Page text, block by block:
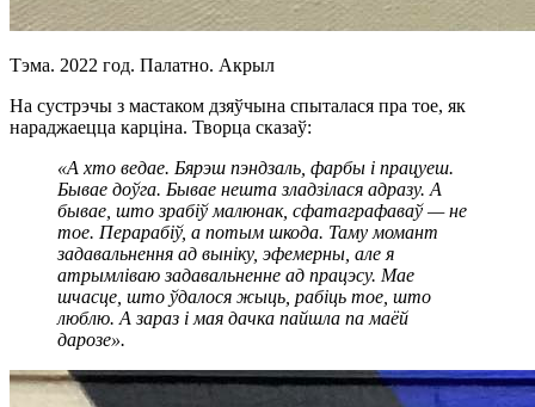
Тэма. 2022 год. Палатно. Акрыл
На сустрэчы з мастаком дзяўчына спыталася пра тое, як
нараджаецца карціна. Творца сказаў:
«А хто ведае. Бярэш пэндзаль, фарбы і працуеш.
Бывае доўга. Бывае нешта зладзілася адразу. А
бывае, што зрабіў малюнак, сфатаграфаваў — не
тое. Перарабіў, а потым шкода. Таму момант
задавальнення ад выніку, эфемерны, але я
атрымліваю задавальненне ад працэсу. Мае
шчасце, што ўдалося жыць, рабіць тое, што
люблю. А зараз і мая дачка пайшла па маёй
дарозе».